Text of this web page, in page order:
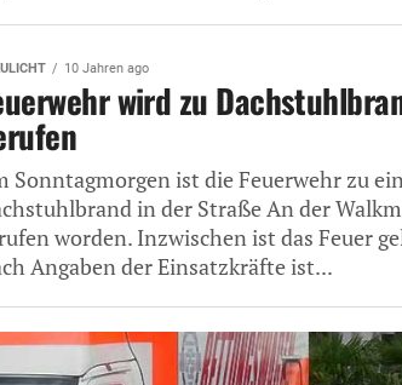
10 Jahren ago
wird zu
Sonntagmorgen ist die Feuerwehr zu
in der Straße An der
worden. Inzwischen ist das Feuer
Angaben der Einsatzkräfte ist...